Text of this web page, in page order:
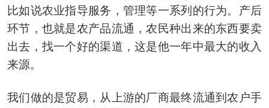
比如说农业指导服务，管理等一系列的行为。产后
环节，也就是农产品流通，农民种出来的东西要卖
出去，找一个好的渠道，这是他一年中最大的收入
来源。
我们做的是贸易，从上游的厂商最终流通到农户手